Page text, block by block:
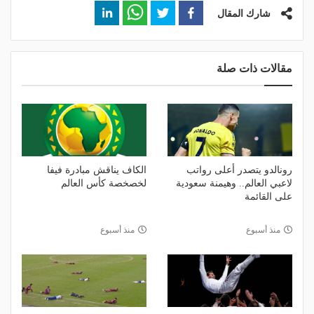
شارك المقال
مقالات ذات صلة
رونالدو يتصدر أعلى رواتب
لاعبي العالم.. وهيمنة سعودية
على القائمة
منذ أسبوع
الكاف يناقش مبادرة فيفا
لخصخصة كأس العالم
منذ أسبوع